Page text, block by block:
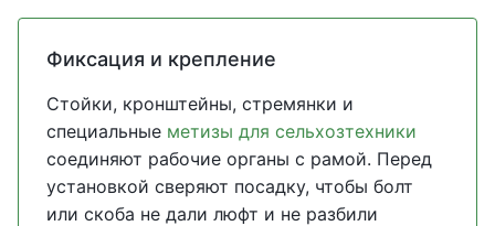
Фиксация и крепление
Стойки, кронштейны, стремянки и
специальные метизы для сельхозтехники
соединяют рабочие органы с рамой. Перед
установкой сверяют посадку, чтобы болт
или скоба не дали люфт и не разбили